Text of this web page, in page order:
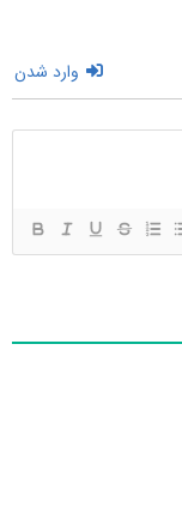
وارد شدن